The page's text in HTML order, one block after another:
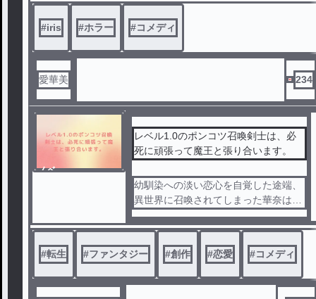
#iris #ホラー #コメディ
愛華美 234
ノベ
レベル1.0のポンコツ召喚剣士は、必
死に頑張って魔王と張り合います。
幼馴染への淡い恋心を自覚した途端、
異世界に召喚されてしまった華奈は勇
者になり、共に召喚された幼馴染の匠
は、まさかの――
『レベル1.0』
という超ポンコツ召喚剣士だった！
#転生 #ファンタジー #創作 #恋愛 #コメディ